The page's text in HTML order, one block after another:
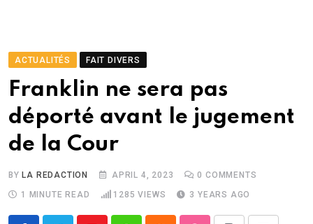
ACTUALITÉS FAIT DIVERS
Franklin ne sera pas
déporté avant le jugement
de la Cour
BYLA REDACTION APRIL 4, 2023 0 COMMENTS
1 MINUTE READ
1285 VIEWS 3 YEARS AGO